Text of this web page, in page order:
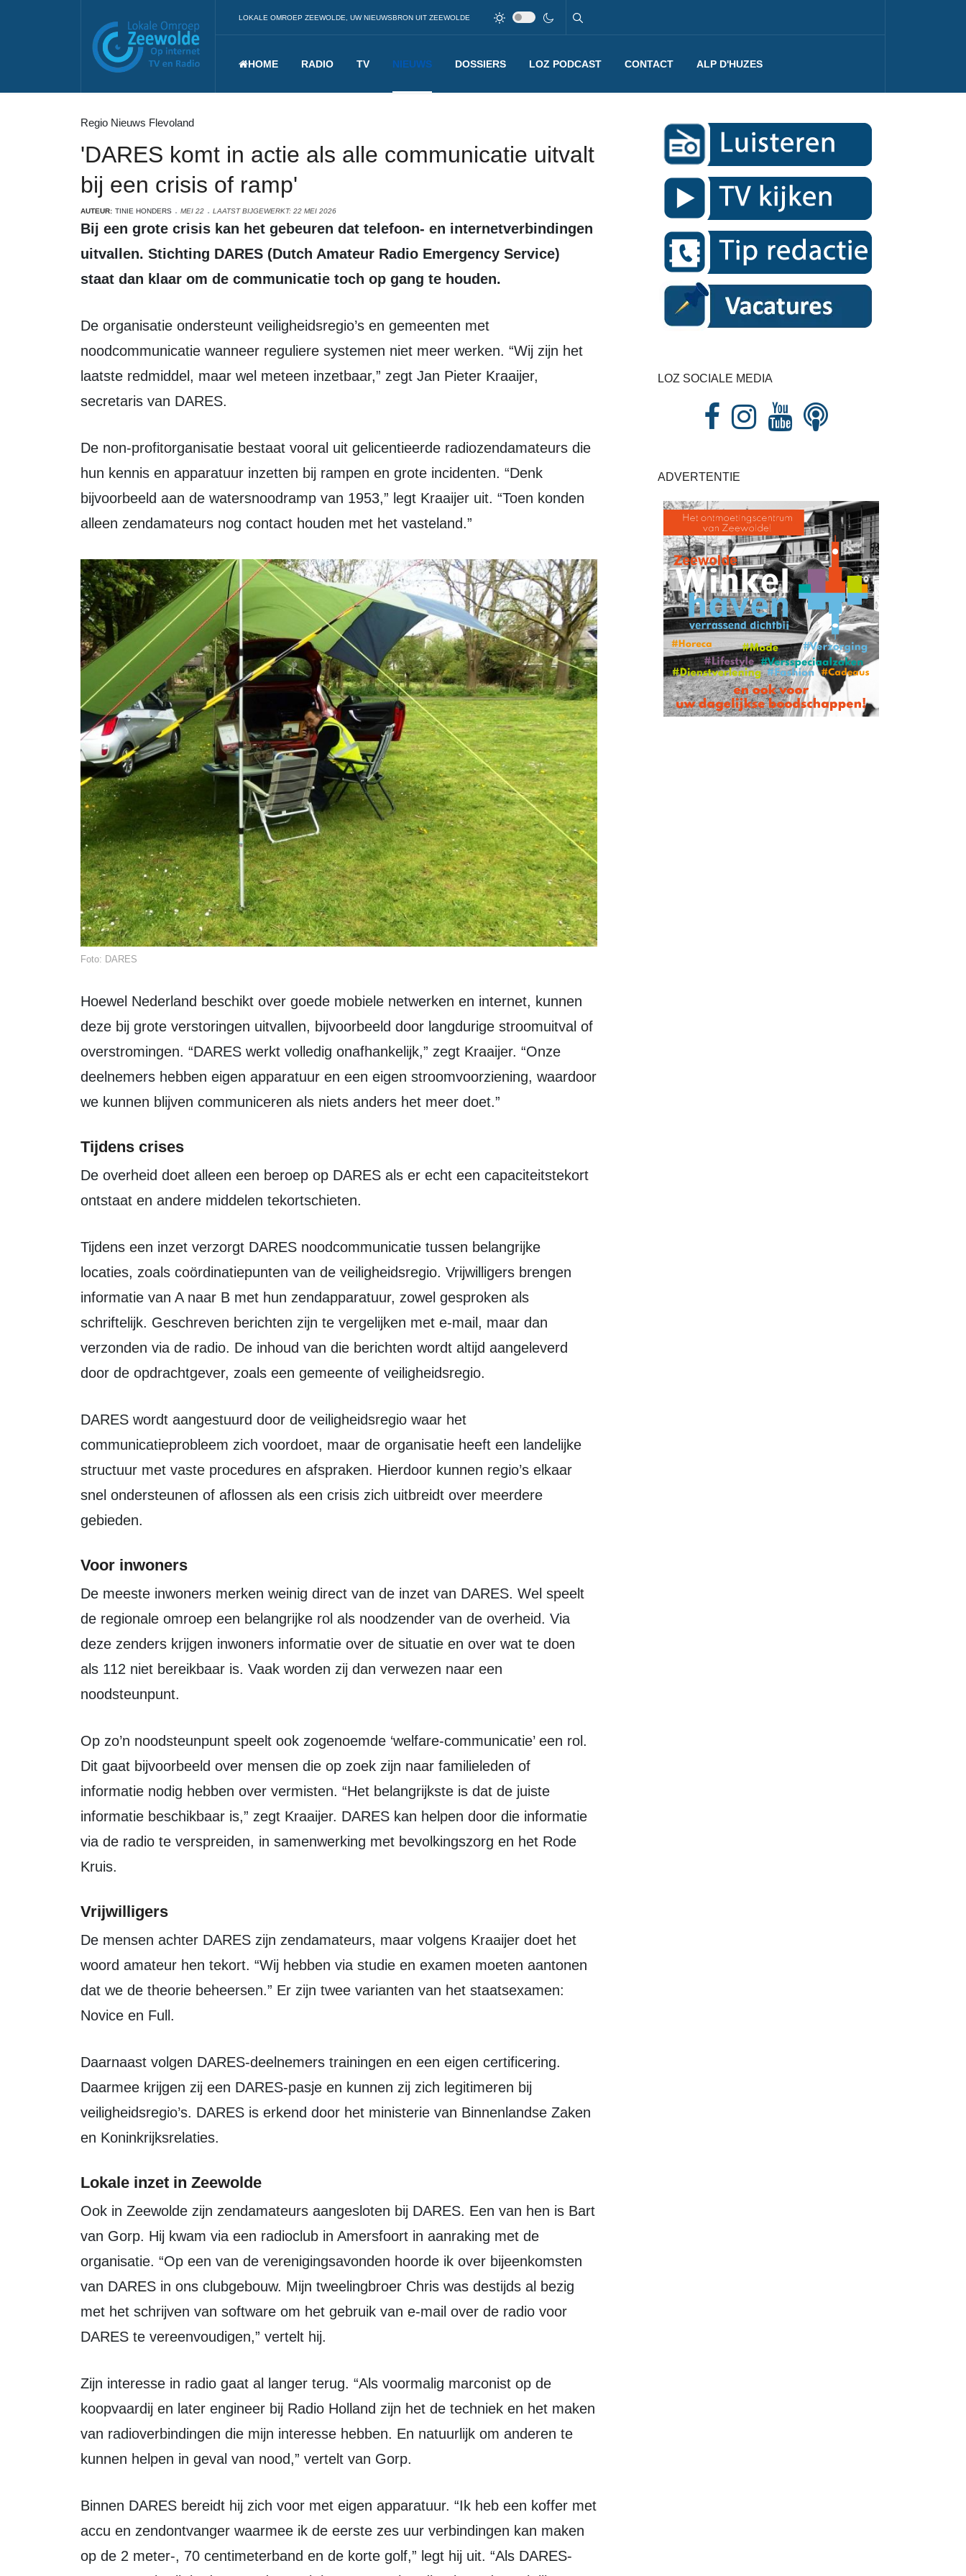
LOKALE OMROEP ZEEWOLDE, UW NIEUWSBRON UIT ZEEWOLDE
HOME RADIO TV NIEUWS DOSSIERS LOZ PODCAST CONTACT ALP D'HUZES
Regio Nieuws Flevoland
'DARES komt in actie als alle communicatie uitvalt
bij een crisis of ramp'
AUTEUR: TINIE HONDERS MEI 22 LAATST BIJGEWERKT: 22 MEI 2026
Bij een grote crisis kan het gebeuren dat telefoon- en internetverbindingen
uitvallen. Stichting DARES (Dutch Amateur Radio Emergency Service)
staat dan klaar om de communicatie toch op gang te houden.
De organisatie ondersteunt veiligheidsregio’s en gemeenten met
noodcommunicatie wanneer reguliere systemen niet meer werken. “Wij zijn het
laatste redmiddel, maar wel meteen inzetbaar,” zegt Jan Pieter Kraaijer,
secretaris van DARES.
De non-profitorganisatie bestaat vooral uit gelicentieerde radiozendamateurs die
hun kennis en apparatuur inzetten bij rampen en grote incidenten. “Denk
bijvoorbeeld aan de watersnoodramp van 1953,” legt Kraaijer uit. “Toen konden
alleen zendamateurs nog contact houden met het vasteland.”
Foto: DARES
Hoewel Nederland beschikt over goede mobiele netwerken en internet, kunnen
deze bij grote verstoringen uitvallen, bijvoorbeeld door langdurige stroomuitval of
overstromingen. “DARES werkt volledig onafhankelijk,” zegt Kraaijer. “Onze
deelnemers hebben eigen apparatuur en een eigen stroomvoorziening, waardoor
we kunnen blijven communiceren als niets anders het meer doet.”
Tijdens crises
De overheid doet alleen een beroep op DARES als er echt een capaciteitstekort
ontstaat en andere middelen tekortschieten.
Tijdens een inzet verzorgt DARES noodcommunicatie tussen belangrijke
locaties, zoals coördinatiepunten van de veiligheidsregio. Vrijwilligers brengen
informatie van A naar B met hun zendapparatuur, zowel gesproken als
schriftelijk. Geschreven berichten zijn te vergelijken met e-mail, maar dan
verzonden via de radio. De inhoud van die berichten wordt altijd aangeleverd
door de opdrachtgever, zoals een gemeente of veiligheidsregio.
DARES wordt aangestuurd door de veiligheidsregio waar het
communicatieprobleem zich voordoet, maar de organisatie heeft een landelijke
structuur met vaste procedures en afspraken. Hierdoor kunnen regio’s elkaar
snel ondersteunen of aflossen als een crisis zich uitbreidt over meerdere
gebieden.
Voor inwoners
De meeste inwoners merken weinig direct van de inzet van DARES. Wel speelt
de regionale omroep een belangrijke rol als noodzender van de overheid. Via
deze zenders krijgen inwoners informatie over de situatie en over wat te doen
als 112 niet bereikbaar is. Vaak worden zij dan verwezen naar een
noodsteunpunt.
Op zo’n noodsteunpunt speelt ook zogenoemde ‘welfare-communicatie’ een rol.
Dit gaat bijvoorbeeld over mensen die op zoek zijn naar familieleden of
informatie nodig hebben over vermisten. “Het belangrijkste is dat de juiste
informatie beschikbaar is,” zegt Kraaijer. DARES kan helpen door die informatie
via de radio te verspreiden, in samenwerking met bevolkingszorg en het Rode
Kruis.
Vrijwilligers
De mensen achter DARES zijn zendamateurs, maar volgens Kraaijer doet het
woord amateur hen tekort. “Wij hebben via studie en examen moeten aantonen
dat we de theorie beheersen.” Er zijn twee varianten van het staatsexamen:
Novice en Full.
Daarnaast volgen DARES-deelnemers trainingen en een eigen certificering.
Daarmee krijgen zij een DARES-pasje en kunnen zij zich legitimeren bij
veiligheidsregio’s. DARES is erkend door het ministerie van Binnenlandse Zaken
en Koninkrijksrelaties.
Lokale inzet in Zeewolde
Ook in Zeewolde zijn zendamateurs aangesloten bij DARES. Een van hen is Bart
van Gorp. Hij kwam via een radioclub in Amersfoort in aanraking met de
organisatie. “Op een van de verenigingsavonden hoorde ik over bijeenkomsten
van DARES in ons clubgebouw. Mijn tweelingbroer Chris was destijds al bezig
met het schrijven van software om het gebruik van e-mail over de radio voor
DARES te vereenvoudigen,” vertelt hij.
Zijn interesse in radio gaat al langer terug. “Als voormalig marconist op de
koopvaardij en later engineer bij Radio Holland zijn het de techniek en het maken
van radioverbindingen die mijn interesse hebben. En natuurlijk om anderen te
kunnen helpen in geval van nood,” vertelt van Gorp.
Binnen DARES bereidt hij zich voor met eigen apparatuur. “Ik heb een koffer met
accu en zendontvanger waarmee ik de eerste zes uur verbindingen kan maken
op de 2 meter-, 70 centimeterband en de korte golf,” legt hij uit. “Als DARES-
LOZ SOCIALE MEDIA
ADVERTENTIE